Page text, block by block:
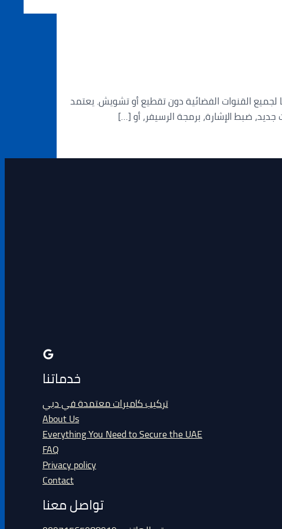
القنوات الفضائية دون تقطيع أو تشويش. يعتمد
ضبط الإشارة، برمجة الرسيفر، أو […]
خدماتنا
تركيب كاميرات معتمدة في دبي
About Us
Everything You Need to Secure the UAE
FAQ
Privacy policy
Contact
تواصل معنا